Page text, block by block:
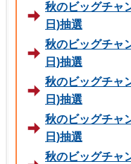
秋のビッグチャ
日)抽選
秋のビッグチャ
日)抽選
秋のビッグチャ
日)抽選
秋のビッグチャ
日)抽選
秋のビッグチャ